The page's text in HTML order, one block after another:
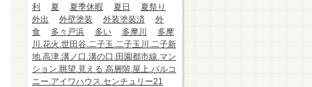
利
夏 夏季休暇 夏日
夏祭り
外出
外壁塗装 外装塗装済
外
食
多々戸浜 多い 多摩川
多摩
川.花火.世田谷.二子玉.二子玉川.二子新
地.高津.溝ノ口.溝の口.田園都市線.マン
ション.眺望.見える.高層階.屋上.バルコ
ニー.アイワハウス.センチュリー21